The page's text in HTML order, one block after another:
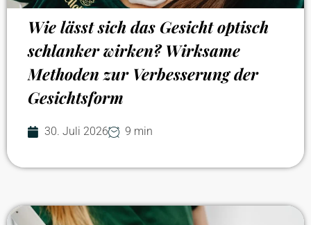
Wie lässt sich das Gesicht optisch
schlanker wirken? Wirksame
Methoden zur Verbesserung der
Gesichtsform
30. Juli 2026 9 min